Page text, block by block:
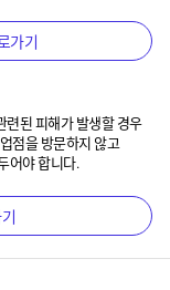
가기
련된 피해가 발생할 경우
점을 방문하지 않고
어야 합니다.